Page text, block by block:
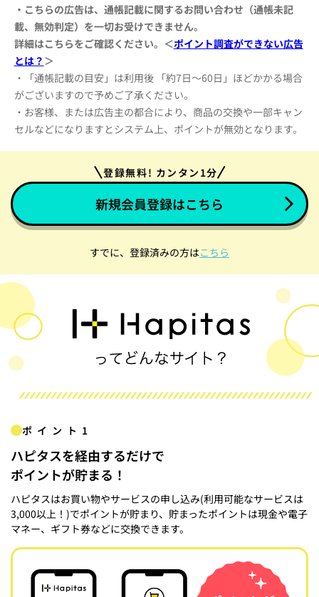
・こちらの広告は、通帳記載に関するお問い合わせ（通帳未記
載、無効判定）を一切お受けできません。
詳細はこちらをご確認ください。＜ポイント調査ができない広告
とは？ ＞
・「通帳記載の目安」は利用後 「約7日～60日」ほどかかる場合
がございますので予めご了承ください。
・お客様、または広告主の都合により、商品の交換や一部キャン
セルなどになりますとシステム上、ポイントが無効となります。
登録無料! カンタン1分
新規会員登録はこちら
すでに、登録済みの方はこちら
ポイント1
ハピタスを経由するだけで
ポイントが貯まる！
ハピタスはお買い物やサービスの申し込み(利用可能なサービスは
3,000以上！)でポイントが貯まり、貯まったポイントは現金や電子
マネー、ギフト券などに交換できます。